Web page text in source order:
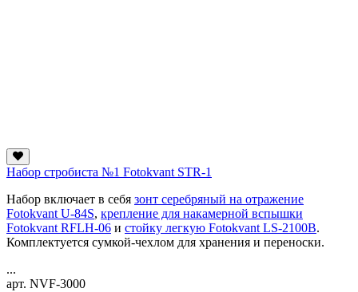
Набор стробиста №1 Fotokvant STR-1
Набор включает в себя зонт серебряный на отражение
Fotokvant U-84S, крепление для накамерной вспышки
Fotokvant RFLH-06 и стойку легкую Fotokvant LS-2100B.
Комплектуется сумкой-чехлом для хранения и переноски.
...
арт. NVF-3000